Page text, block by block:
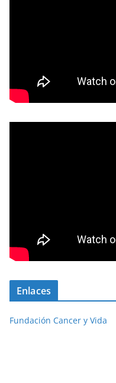
Enlaces
Fundación Cancer y Vida